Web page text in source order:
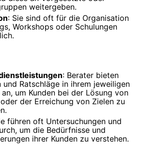
weitergeben.
: Sie sind oft für die Organisation
Workshops oder Schulungen
: Berater bieten
und Ratschläge in ihrem jeweiligen
um Kunden bei der Lösung von
der Erreichung von Zielen zu
führen oft Untersuchungen und
um die Bedürfnisse und
ihrer Kunden zu verstehen.